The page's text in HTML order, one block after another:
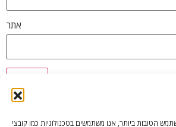
הטובות ביותר, אנו משתמשים בטכנולוגיות כמו קובצי
אתר